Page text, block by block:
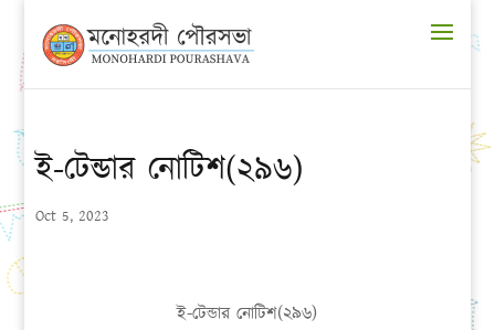
ই-টেন্ডার নোটিশ(২৯৬)
Oct 5, 2023
ই-টেন্ডার নোটিশ(২৯৬)